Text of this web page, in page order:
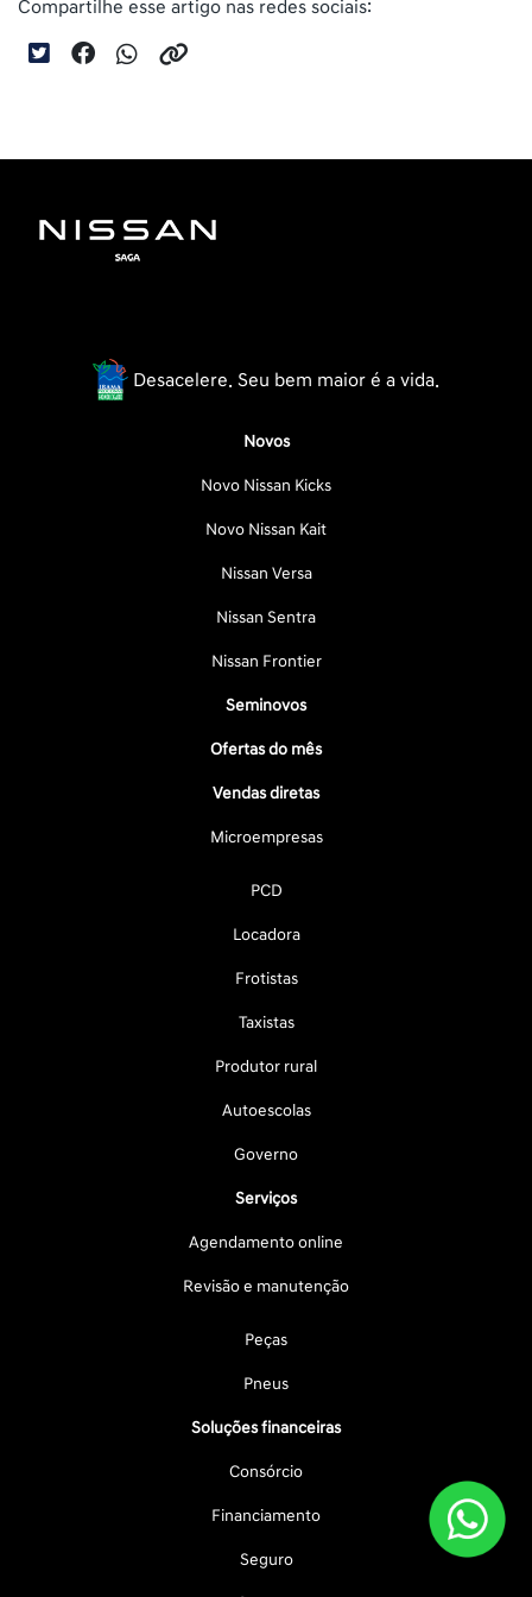
Compartilhe esse artigo nas redes sociais:
Desacelere. Seu bem maior é a vida.
Novos
Novo Nissan Kicks
Novo Nissan Kait
Nissan Versa
Nissan Sentra
Nissan Frontier
Seminovos
Ofertas do mês
Vendas diretas
Microempresas
PCD
Locadora
Frotistas
Taxistas
Produtor rural
Autoescolas
Governo
Serviços
Agendamento online
Revisão e manutenção
Peças
Pneus
Soluções financeiras
Consórcio
Financiamento
Seguro